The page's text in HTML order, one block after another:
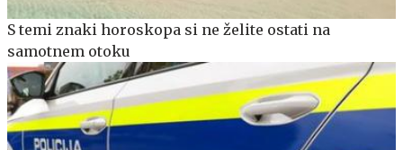
S temi znaki horoskopa si ne želite ostati na
samotnem otoku